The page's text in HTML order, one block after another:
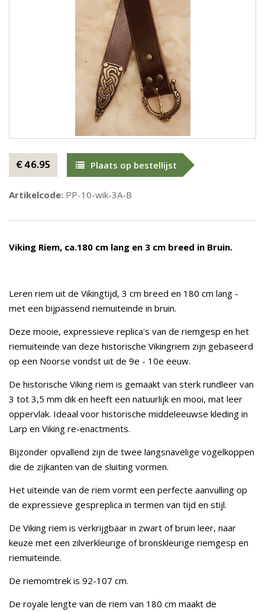
€ 46.95 Plaats op bestellijst
Artikelcode: PP-10-wik-3A-B
Viking Riem, ca.180 cm lang en 3 cm breed in Bruin.
Leren riem uit de Vikingtijd, 3 cm breed en 180 cm lang -
met een bijpassend riemuiteinde in bruin.
Deze mooie, expressieve replica's van de riemgesp en het
riemuiteinde van deze historische Vikingriem zijn gebaseerd
op een Noorse vondst uit de 9e - 10e eeuw.
De historische Viking riem is gemaakt van sterk rundleer van
3 tot 3,5 mm dik en heeft een natuurlijk en mooi, mat leer
oppervlak. Ideaal voor historische middeleeuwse kleding in
Larp en Viking re-enactments.
Bijzonder opvallend zijn de twee langsnavelige vogelkoppen
die de zijkanten van de sluiting vormen.
Het uiteinde van de riem vormt een perfecte aanvulling op
de expressieve gespreplica in termen van tijd en stijl.
De Viking riem is verkrijgbaar in zwart of bruin leer, naar
keuze met een zilverkleurige of bronskleurige riemgesp en
riemuiteinde.
De riemomtrek is 92-107 cm.
De royale lengte van de riem van 180 cm maakt de